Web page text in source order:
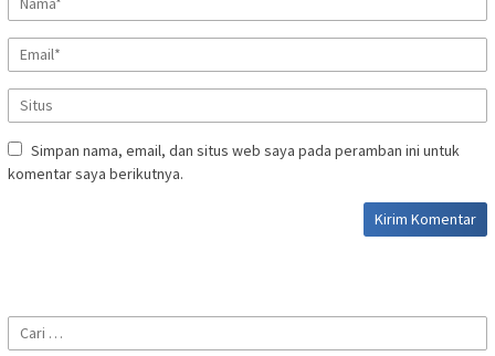
Simpan nama, email, dan situs web saya pada peramban ini untuk
komentar saya berikutnya.
Cari
untuk: